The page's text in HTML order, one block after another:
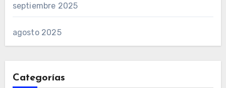
septiembre 2025
agosto 2025
Categorías